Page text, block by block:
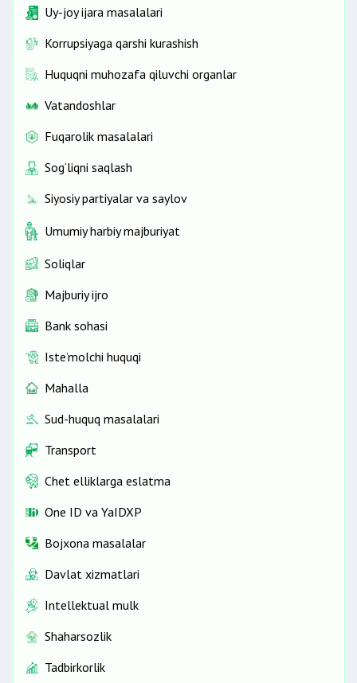
Uy-joy ijara masalalari
Korrupsiyaga qarshi kurashish
Huquqni muhozafa qiluvchi organlar
Vatandoshlar
Fuqarolik masalalari
Sog‘liqni saqlash
Siyosiy partiyalar va saylov
Umumiy harbiy majburiyat
Soliqlar
Majburiy ijro
Bank sohasi
Iste’molchi huquqi
Mahalla
Sud-huquq masalalari
Transport
Chet elliklarga eslatma
One ID vа YaIDXP
Bojxona masalalar
Davlat xizmatlari
Intellektual mulk
Shaharsozlik
Tadbirkorlik